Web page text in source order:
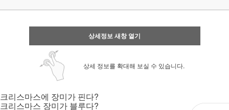
상세정보 새창 열기
상세 정보를 확대해 보실 수 있습니다.
크리스마스에 장미가 핀다?
크리스마스 장미가 블루다?